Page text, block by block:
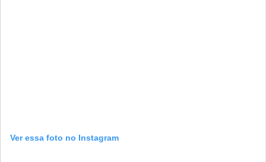
Ver essa foto no Instagram